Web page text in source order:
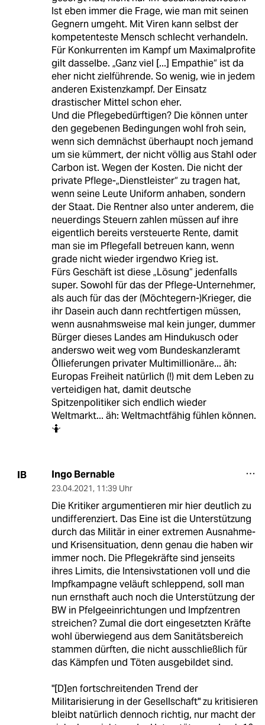
Ist eben immer die Frage, wie man mit seinen
Gegnern umgeht. Mit Viren kann selbst der
kompetenteste Mensch schlecht verhandeln.
Für Konkurrenten im Kampf um Maximalprofite
gilt dasselbe. „Ganz viel [...] Empathie“ ist da
eher nicht zielführende. So wenig, wie in jedem
anderen Existenzkampf. Der Einsatz
drastischer Mittel schon eher.
Und die Pflegebedürftigen? Die können unter
den gegebenen Bedingungen wohl froh sein,
wenn sich demnächst überhaupt noch jemand
um sie kümmert, der nicht völlig aus Stahl oder
Carbon ist. Wegen der Kosten. Die nicht der
private Pflege-„Dienstleister“ zu tragen hat,
wenn seine Leute Uniform anhaben, sondern
der Staat. Die Rentner also unter anderem, die
neuerdings Steuern zahlen müssen auf ihre
eigentlich bereits versteuerte Rente, damit
man sie im Pflegefall betreuen kann, wenn
grade nicht wieder irgendwo Krieg ist.
Fürs Geschäft ist diese „Lösung“ jedenfalls
super. Sowohl für das der Pflege-Unternehmer,
als auch für das der (Möchtegern-)Krieger, die
ihr Dasein auch dann rechtfertigen müssen,
wenn ausnahmsweise mal kein junger, dummer
Bürger dieses Landes am Hindukusch oder
anderswo weit weg vom Bundeskanzleramt
Öllieferungen privater Multimillionäre... äh:
Europas Freiheit natürlich (!) mit dem Leben zu
verteidigen hat, damit deutsche
Spitzenpolitiker sich endlich wieder
Weltmarkt... äh: Weltmachtfähig fühlen können.
🤷
IB Ingo Bernable
23.04.2021, 11:39 Uhr
Die Kritiker argumentieren mir hier deutlich zu
undifferenziert. Das Eine ist die Unterstützung
durch das Militär in einer extremen Ausnahme-
und Krisensituation, denn genau die haben wir
immer noch. Die Pflegekräfte sind jenseits
ihres Limits, die Intensivstationen voll und die
Impfkampagne veläuft schleppend, soll man
nun ernsthaft auch noch die Unterstützung der
BW in Pfelgeeinrichtungen und Impfzentren
streichen? Zumal die dort eingesetzten Kräfte
wohl überwiegend aus dem Sanitätsbereich
stammen dürften, die nicht ausschließlich für
das Kämpfen und Töten ausgebildet sind.
"[D]en fortschreitenden Trend der
Militarisierung in der Gesellschaft" zu kritisieren
bleibt natürlich dennoch richtig, nur macht der